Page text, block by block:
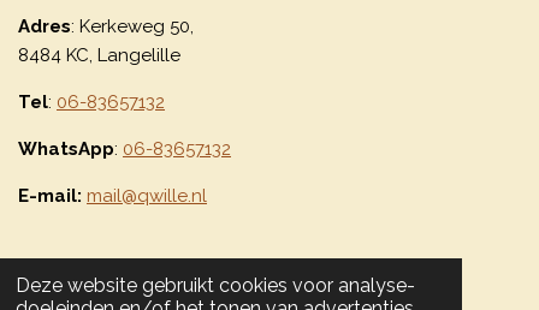
Deze website gebruikt cookies voor analyse-
Adres: Kerkeweg 50,
8484 KC, Langelille
Tel: 06-83657132
WhatsApp: 06-83657132
E-mail: mail@qwille.nl
Bekijk Qwille opFacebook enInstagram